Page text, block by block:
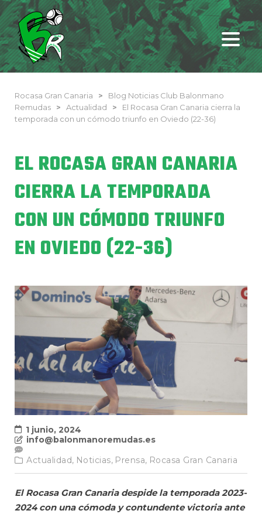
Rocasa Gran Canaria >
Blog Noticias Club Balonmano
Remudas
> Actualidad >
El Rocasa Gran Canaria cierra la
temporada con un cómodo triunfo en Oviedo (22-36)
EL ROCASA GRAN CANARIA
CIERRA LA TEMPORADA
CON UN CÓMODO TRIUNFO
EN OVIEDO (22-36)
1 junio, 2024
info@balonmanoremudas.es
Actualidad, Noticias, Prensa, Rocasa Gran Canaria
El Rocasa Gran Canaria despide la temporada 2023-
2024 con una cómoda y contundente victoria ante